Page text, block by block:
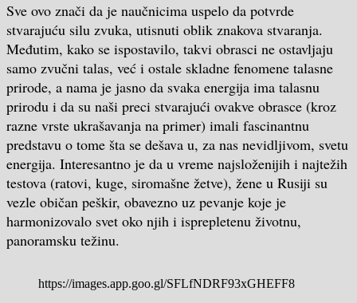
Sve ovo znači da je naučnicima uspelo da potvrde
stvarajuću silu zvuka, utisnuti oblik znakova stvaranja.
Međutim, kako se ispostavilo, takvi obrasci ne ostavljaju
samo zvučni talas, već i ostale skladne fenomene talasne
prirode, a nama je jasno da svaka energija ima talasnu
prirodu i da su naši preci stvarajući ovakve obrasce (kroz
razne vrste ukrašavanja na primer) imali fascinantnu
predstavu o tome šta se dešava u, za nas nevidljivom, svetu
energija. Interesantno je da u vreme najsloženijih i najtežih
testova (ratovi, kuge, siromašne žetve), žene u Rusiji su
vezle običan peškir, obavezno uz pevanje koje je
harmonizovalo svet oko njih i isprepletenu životnu,
panoramsku težinu.
https://images.app.goo.gl/SFLfNDRF93xGHEFF8